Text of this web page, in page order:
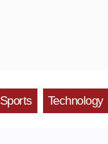
Sports Technology